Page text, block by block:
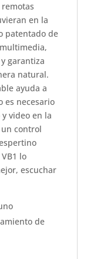
en la
patentado de
garantiza
natural.
ayuda a
es necesario
video en la
un control
lo
escuchar
de